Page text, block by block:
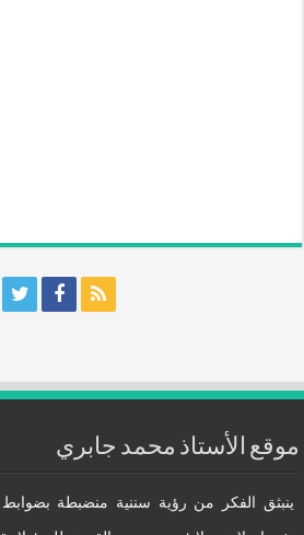
موقع الأستاذ محمد جابري
ينبثق الفكر من رؤية سننية منضبطة بضوابط